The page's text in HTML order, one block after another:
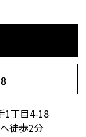
1丁目4-18
徒歩2分